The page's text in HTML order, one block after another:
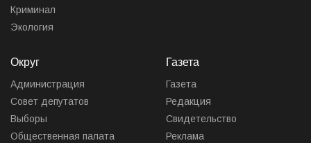
Криминал
Экология
Округ
Администрация
Совет депутатов
Выборы
Общественная палата
Газета
Газета
Редакция
Свидетельство
Реклама